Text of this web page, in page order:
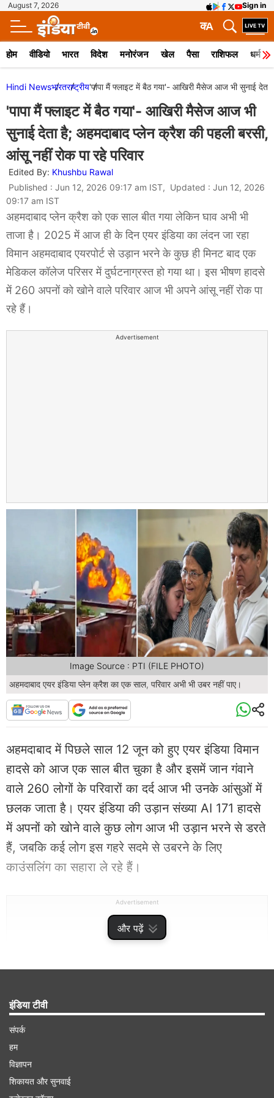
August 7, 2026 Sign in
A
क
होम वीडियो भारत विदेश मनोरंजन खेल पैसा राशिफल धर्म
और पढ़ें
Hindi Newsभारतराष्ट्रीय'पापा मैं फ्लाइट में बैठ गया'- आखिरी मैसेज आज भी सुनाई देता
'पापा मैं फ्लाइट में बैठ गया'- आखिरी मैसेज आज भी
सुनाई देता है; अहमदाबाद प्लेन क्रैश की पहली बरसी,
आंसू नहीं रोक पा रहे परिवार
Edited By: Khushbu Rawal
Published : Jun 12, 2026 09:17 am IST, Updated : Jun 12, 2026
09:17 am IST
अहमदाबाद प्लेन क्रैश को एक साल बीत गया लेकिन घाव अभी भी
ताजा है। 2025 में आज ही के दिन एयर इंडिया का लंदन जा रहा
विमान अहमदाबाद एयरपोर्ट से उड़ान भरने के कुछ ही मिनट बाद एक
मेडिकल कॉलेज परिसर में दुर्घटनाग्रस्त हो गया था। इस भीषण हादसे
में 260 अपनों को खोने वाले परिवार आज भी अपने आंसू नहीं रोक पा
रहे हैं।
Advertisement
अहमदाबाद एयर इंडिया प्लेन क्रैश का एक साल, परिवार अभी भी उबर नहीं पाए।
Image Source : PTI (FILE PHOTO)
अहमदाबाद में पिछले साल 12 जून को हुए एयर इंडिया विमान
हादसे को आज एक साल बीत चुका है और इसमें जान गंवाने
वाले 260 लोगों के परिवारों का दर्द आज भी उनके आंसुओं में
छलक जाता है। एयर इंडिया की उड़ान संख्या AI 171 हादसे
में अपनों को खोने वाले कुछ लोग आज भी उड़ान भरने से डरते
हैं, जबकि कई लोग इस गहरे सदमे से उबरने के लिए
काउंसलिंग का सहारा ले रहे हैं।
Advertisement
बेटे को खोने के बाद किसी प्लेन में नहीं रखा कदम
इंडिया टीवी
संपर्क
हम
विज्ञापन
शिकायत और सुनवाई